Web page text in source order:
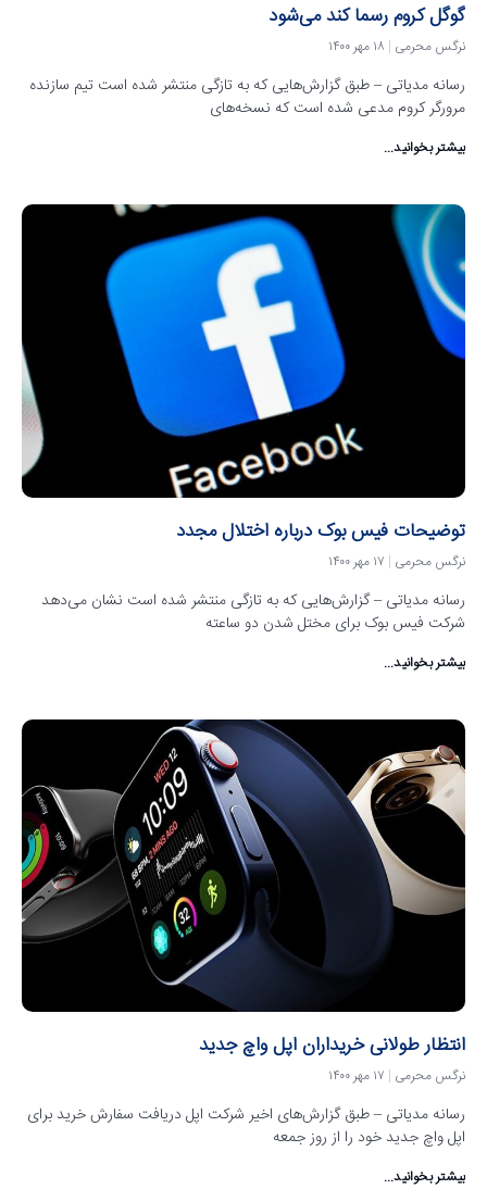
گوگل کروم رسما کند می‌شود
نرگس محرمی ۱۸ مهر ۱۴۰۰
رسانه مدیاتی – طبق گزارش‌هایی که به تازگی منتشر شده است تیم سازنده
مرورگر کروم مدعی شده است که نسخه‌‌های
بیشتر بخوانید...
توضیحات فیس بوک درباره اختلال مجدد
نرگس محرمی ۱۷ مهر ۱۴۰۰
رسانه مدیاتی – گزارش‌هایی که به تازگی منتشر شده است نشان می‌دهد
شرکت فیس بوک برای مختل شدن دو ساعته
بیشتر بخوانید...
انتظار طولانی خریداران اپل واچ جدید
نرگس محرمی ۱۷ مهر ۱۴۰۰
رسانه مدیاتی – طبق گزارش‌های اخیر شرکت اپل دریافت سفارش خرید برای
اپل واچ جدید خود را از روز جمعه
بیشتر بخوانید...